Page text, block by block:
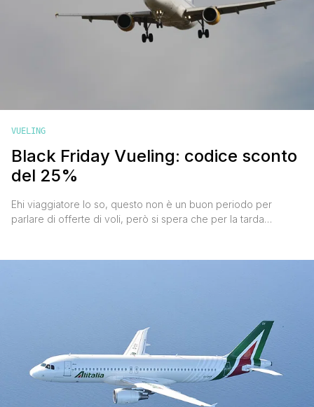
VUELING
Black Friday Vueling: codice sconto
del 25%
Ehi viaggiatore lo so, questo non è un buon periodo per
parlare di offerte di voli, però si spera che per la tarda
diritto a un 25% di sconto sui voli e un cambio data o